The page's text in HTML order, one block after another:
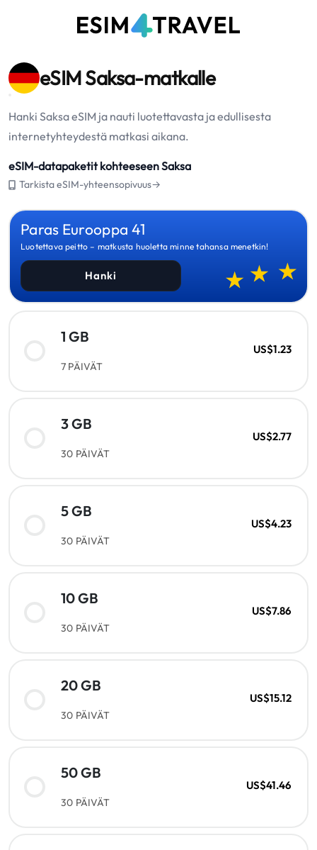
eSIM Saksa-matkalle
Hanki Saksa eSIM ja nauti luotettavasta ja edullisesta
internetyhteydestä matkasi aikana.
eSIM-datapaketit kohteeseen Saksa
Tarkista eSIM-yhteensopivuus→
Paras Eurooppa 41
Luotettava peitto – matkusta huoletta minne tahansa menetkin!
Hanki
1 GB
7 PÄIVÄT
US$1.23
3 GB
30 PÄIVÄT
US$2.77
5 GB
30 PÄIVÄT
US$4.23
10 GB
30 PÄIVÄT
US$7.86
20 GB
30 PÄIVÄT
US$15.12
50 GB
30 PÄIVÄT
US$41.46